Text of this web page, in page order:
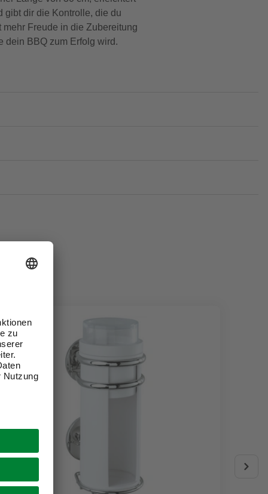
gibt dir die Kontrolle, die du
Freude in die Zubereitung
dein BBQ zum Erfolg wird.